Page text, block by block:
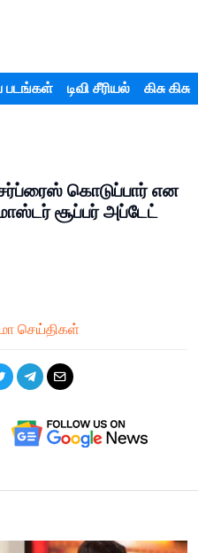
படங்கள் டிவி சீரியல் கிசு கிசு
கொடுப்பார் என
சூப்பர் அப்டேட்
செய்திகள்